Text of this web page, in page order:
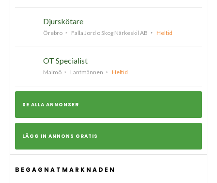
Djurskötare
Örebro Falla Jord o Skog Närkeskil AB Heltid
OT Specialist
Malmö Lantmännen Heltid
SE ALLA ANNONSER
LÄGG IN ANNONS GRATIS
BEGAGNATMARKNADEN